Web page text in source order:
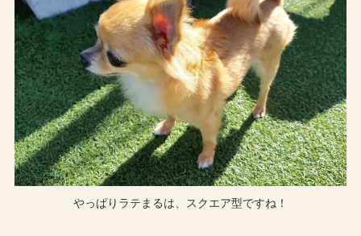
やっぱりラテまるは、スクエア型ですね！